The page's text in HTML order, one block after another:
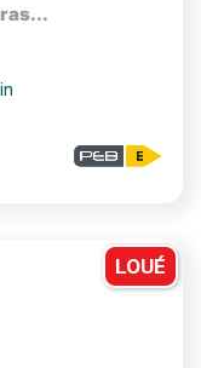
LOUÉ